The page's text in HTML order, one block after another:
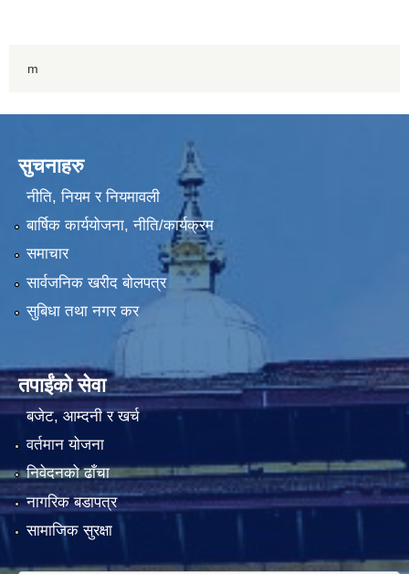
m
सुचनाहरु
नीति, नियम र नियमावली
बार्षिक कार्ययोजना, नीति/कार्यक्रम
समाचार
सार्वजनिक खरीद बोलपत्र
सुबिधा तथा नगर कर
तपाईंको सेवा
बजेट, आम्दनी र खर्च
वर्तमान योजना
निवेदनको ढाँचा
नागरिक बडापत्र
सामाजिक सुरक्षा